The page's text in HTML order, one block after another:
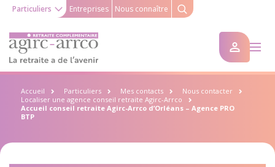
Particuliers Entreprises Nous connaître
Accueil Particuliers Mes contacts
Nous contacter
Localiser une agence conseil retraite Agirc-Arrco
Accueil conseil retraite Agirc-Arrco d’Orléans – Agence PRO
BTP